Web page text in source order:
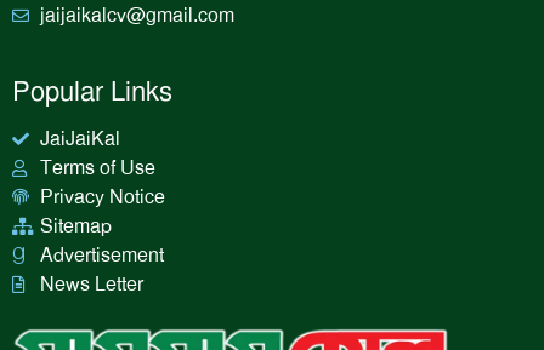
jaijaikalcv@gmail.com
Popular Links
JaiJaiKal
Terms of Use
Privacy Notice
Sitemap
Advertisement
News Letter